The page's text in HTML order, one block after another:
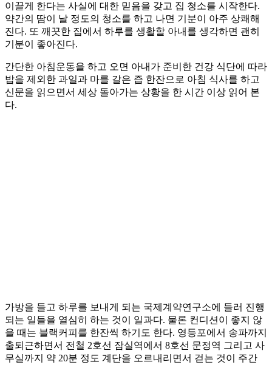
이끌게 한다는 사실에 대한 믿음을 갖고 집 청소를 시작한다.
약간의 땀이 날 정도의 청소를 하고 나면 기분이 아주 상쾌해
진다. 또 깨끗한 집에서 하루를 생활할 아내를 생각하면 괜히
기분이 좋아진다.
간단한 아침운동을 하고 오면 아내가 준비한 건강 식단에 따라
밥을 제외한 과일과 마를 갈은 즙 한잔으로 아침 식사를 하고
신문을 읽으면서 세상 돌아가는 상황을 한 시간 이상 읽어 본
다.
가방을 들고 하루를 보내게 되는 국제계약연구소에 들러 진행
되는 일들을 열심히 하는 것이 일과다. 물론 컨디션이 좋지 않
을 때는 블랙커피를 한잔씩 하기도 한다. 영등포에서 송파까지
출퇴근하면서 전철 2호선 잠실역에서 8호선 문정역 그리고 사
무실까지 약 20분 정도 계단을 오르내리면서 걷는 것이 주간